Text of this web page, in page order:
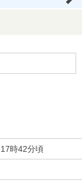
時42分頃